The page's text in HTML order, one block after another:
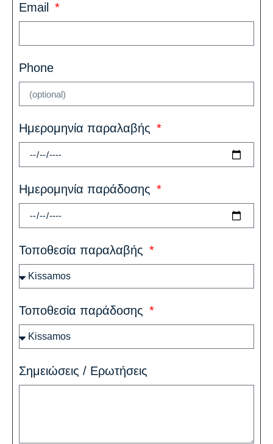
Email
Phone
Ημερομηνία παραλαβής
Ημερομηνία παράδοσης
Τοποθεσία παραλαβής
Τοποθεσία παράδοσης
Σημειώσεις / Ερωτήσεις